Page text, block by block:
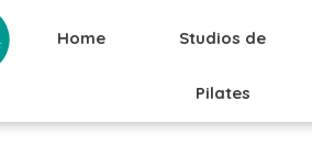
Home Studios de
Pilates